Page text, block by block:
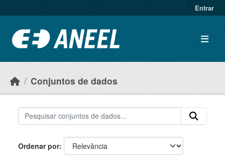
Entrar
Conjuntos de dados
Ordenar por